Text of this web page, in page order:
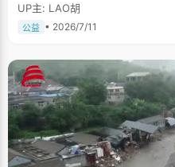
UP主: LAO胡
公益 • 2026/7/11